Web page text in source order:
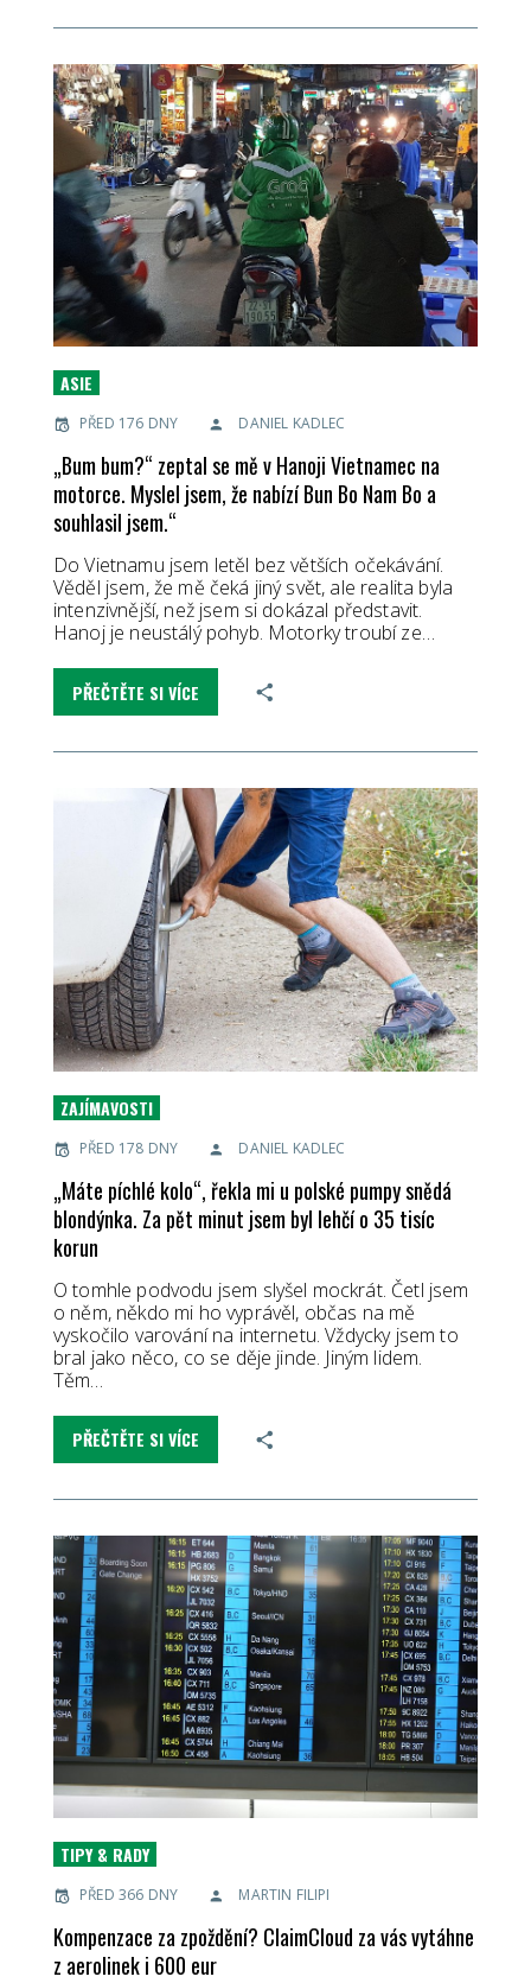
ASIE
PŘED 176 DNY DANIEL KADLEC
„Bum bum?“ zeptal se mě v Hanoji Vietnamec na
motorce. Myslel jsem, že nabízí Bun Bo Nam Bo a
souhlasil jsem.“
Do Vietnamu jsem letěl bez větších očekávání.
Věděl jsem, že mě čeká jiný svět, ale realita byla
intenzivnější, než jsem si dokázal představit.
Hanoj je neustálý pohyb. Motorky troubí ze…
PŘEČTĚTE SI VÍCE
ZAJÍMAVOSTI
PŘED 178 DNY DANIEL KADLEC
„Máte píchlé kolo“, řekla mi u polské pumpy snědá
blondýnka. Za pět minut jsem byl lehčí o 35 tisíc
korun
O tomhle podvodu jsem slyšel mockrát. Četl jsem
o něm, někdo mi ho vyprávěl, občas na mě
vyskočilo varování na internetu. Vždycky jsem to
bral jako něco, co se děje jinde. Jiným lidem.
Těm…
PŘEČTĚTE SI VÍCE
TIPY & RADY
PŘED 366 DNY MARTIN FILIPI
Kompenzace za zpoždění? ClaimCloud za vás vytáhne
z aerolinek i 600 eur